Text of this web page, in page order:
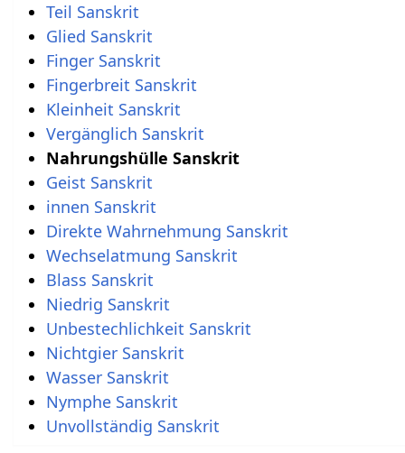
Teil Sanskrit
Glied Sanskrit
Finger Sanskrit
Fingerbreit Sanskrit
Kleinheit Sanskrit
Vergänglich Sanskrit
Nahrungshülle Sanskrit
Geist Sanskrit
innen Sanskrit
Direkte Wahrnehmung Sanskrit
Wechselatmung Sanskrit
Blass Sanskrit
Niedrig Sanskrit
Unbestechlichkeit Sanskrit
Nichtgier Sanskrit
Wasser Sanskrit
Nymphe Sanskrit
Unvollständig Sanskrit